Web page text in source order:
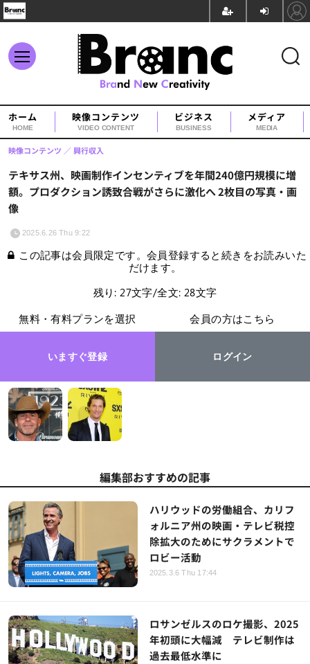
ホーム
HOME
映像コンテンツ
VIDEO CONTENT
ビジネス
BUSINESS
メディア
MEDIA
テキサス州、映画制作インセンティブを年間240億円規模に増
額。プロダクション誘致合戦がさらに激化へ 2枚目の写真・画
像
映像コンテンツ 興行収入
2025.6.26 Thu 9:22
この記事は会員限定です。会員登録すると続きをお読みいた
だけます。
残り: 27文字/全文: 28文字
無料・有料プランを選択
いますぐ登録
会員の方はこちら
ログイン
編集部おすすめの記事
ハリウッドの労働組合、カリフ
ォルニア州の映画・テレビ税控
除拡大のためにサクラメントで
ロビー活動
2025.3.6 Thu 17:44
ロサンゼルスのロケ撮影、2025
年初頭に大幅減 テレビ制作は
過去最低水準に